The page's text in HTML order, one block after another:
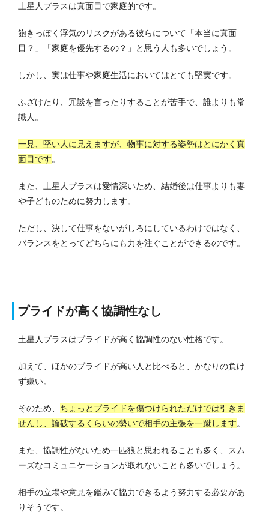
土星人プラスは真面目で家庭的です。
飽きっぽく浮気のリスクがある彼らについて「本当に真面
目？」「家庭を優先するの？」と思う人も多いでしょう。
しかし、実は仕事や家庭生活においてはとても堅実です。
ふざけたり、冗談を言ったりすることが苦手で、誰よりも常
識人。
一見、堅い人に見えますが、物事に対する姿勢はとにかく真
面目です。
また、土星人プラスは愛情深いため、結婚後は仕事よりも妻
や子どものために努力します。
ただし、決して仕事をないがしろにしているわけではなく、
バランスをとってどちらにも力を注ぐことができるのです。
プライドが高く協調性なし
土星人プラスはプライドが高く協調性のない性格です。
加えて、ほかのプライドが高い人と比べると、かなりの負け
ず嫌い。
そのため、 ちょっとプライドを傷つけられただけでは引きま
せんし、論破するくらいの勢いで相手の主張を一蹴します。
また、協調性がないため一匹狼と思われることも多く、スム
ーズなコミュニケーションが取れないことも多いでしょう。
相手の立場や意見を鑑みて協力できるよう努力する必要があ
りそうです。